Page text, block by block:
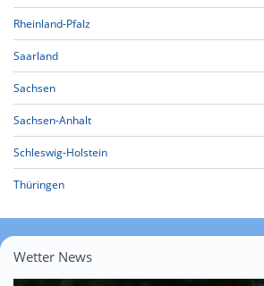
Rheinland-Pfalz
Saarland
Sachsen
Sachsen-Anhalt
Schleswig-Holstein
Thüringen
Wetter News